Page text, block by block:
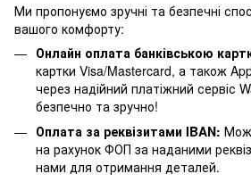
Ми пропонуємо зручні та безпечні
вашого комфорту:
Онлайн оплата банківською
картки Visa/Mastercard, а також
через надійний платіжний сервіс
безпечно та зручно!
Оплата за реквізитами IBAN:
на рахунок ФОП за наданими
нами для отримання деталей.